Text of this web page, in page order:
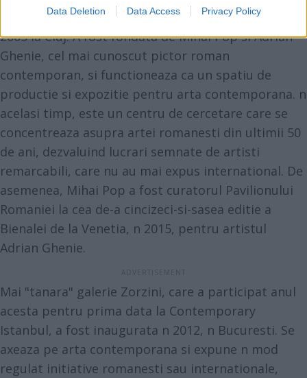
Data Deletion Data Access Privacy Policy
Plan B, care revine anul acesta la CI, s-a deschis n
2005 la Cluj. A fost fondata de Mihai Pop si Adrian
Ghenie, cel mai cunoscut pictor roman
contemporan, si functioneaza ca un spatiu de
productie si expozitie pentru arta contemporana. n
acelasi timp, este un centru de cercetare care se
concentreaza asupra artei romanesti din ultimii 50
de ani, dezvaluind lucrari semnate de artisti
remarcabili, care nu au mai expus international. De
asemenea, Mihai Pop a fost curatorul Pavilionului
Romaniei la cea de-a cincizeci-si-sasea editie a
Bienalei de la Venetia, n 2015, pentru artistul
Adrian Ghenie.
Mai "tanara" galerie Zorzini, care a participat anul
acesta pentru prima data la Contemporary
Istanbul, a fost inaugurata n 2012, n Bucuresti. Se
axeaza pe arta contemporana si expune n mod
regulat initiative romanesti sau internationale,